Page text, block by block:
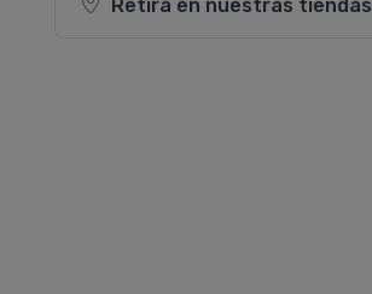
Retirá en nuestras tiendas